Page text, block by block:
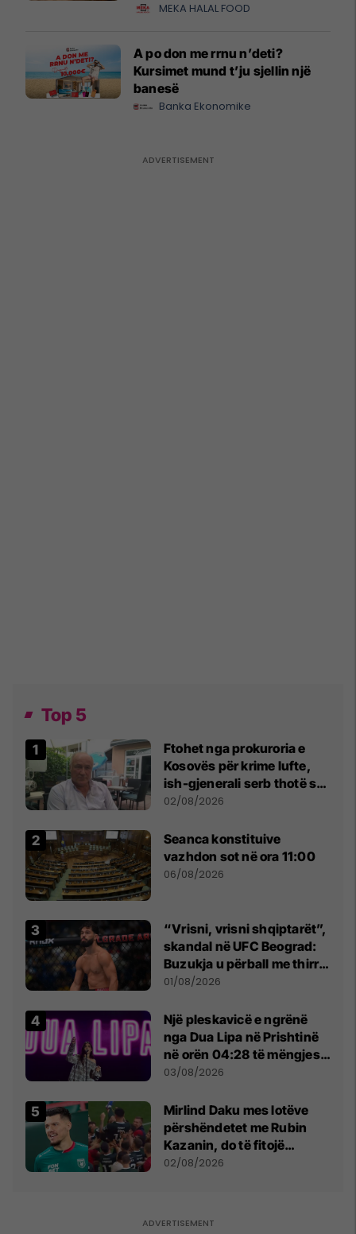
MEKA HALAL FOOD
A po don me rrnu n’deti?
Kursimet mund t’ju sjellin një
banesë
Banka Ekonomike
Top 5
Ftohet nga prokuroria e
Kosovës për krime lufte,
ish-gjenerali serb thotë se
dikush e tradhtoi në
02/08/2026
Seanca konstituive
vazhdon sot në ora 11:00
06/08/2026
“Vrisni, vrisni shqiptarët”,
skandal në UFC Beograd:
Buzukja u përball me thirrje
anti-shqiptare nga
01/08/2026
Një pleskavicë e ngrënë
nga Dua Lipa në Prishtinë
në orën 04:28 të mëngjesit
- dhe bota digjitale serbe
03/08/2026
Mirlind Daku mes lotëve
përshëndetet me Rubin
Kazanin, do të fitojë
miliona te Spartak Moska
02/08/2026